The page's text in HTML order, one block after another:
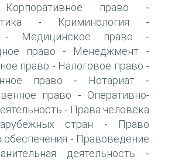
Корпоративное право -
- Криминология -
Медицинское право -
право - Менеджмент -
право - Налоговое право -
право - Нотариат -
право - Оперативно-
- Права человека
стран -
Право
обеспечения - Правоведение
деятельность -